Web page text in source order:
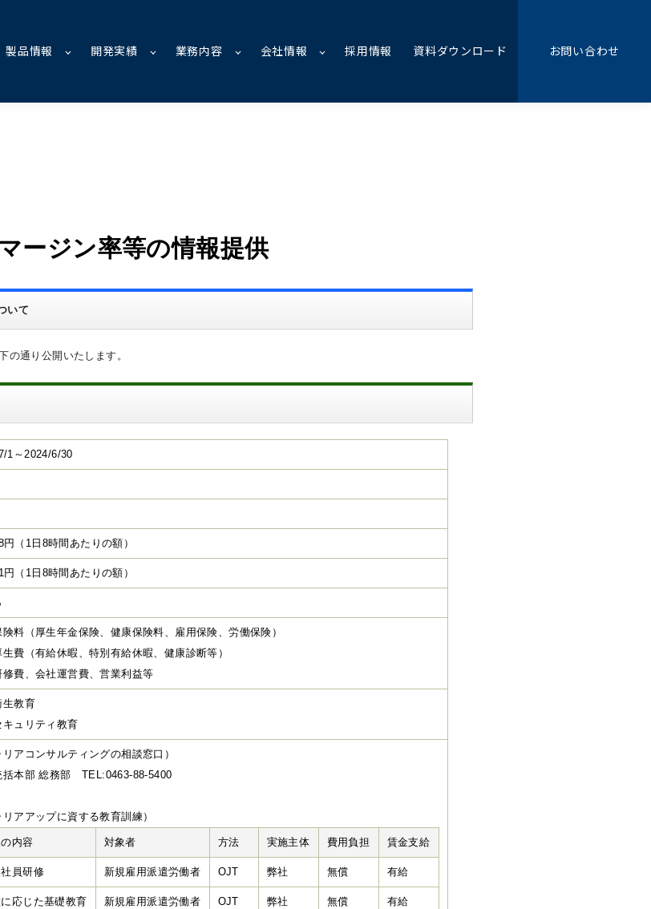
製品情報 開発実績 業務内容 会社情報 採用情報 資料ダウンロード お問い合わせ
ージン率等の情報提供
いて
通り公開いたします。
1～2024/6/30
円（1日8時間あたりの額）
円（1日8時間あたりの額）
険料（厚生年金保険、健康保険料、雇用保険、労働保険）
生費（有給休暇、特別有給休暇、健康診断等）
修費、会社運営費、営業利益等
生教育
キュリティ教育
リアコンサルティングの相談窓口）
括本部 総務部 TEL:0463-88-5400
リアアップに資する教育訓練）
内容 対象者 方法 実施主体 費用負担 賃金支給
員研修 新規雇用派遣労働者 OJT 弊社 無償 有給
応じた基礎教育 新規雇用派遣労働者 OJT 弊社 無償 有給